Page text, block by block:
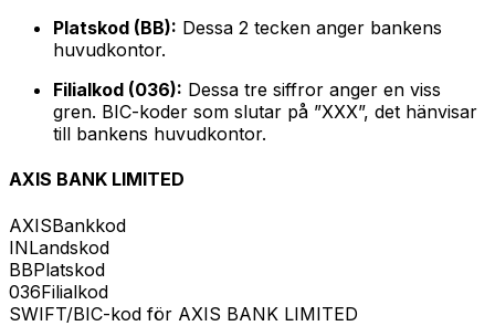
Platskod (BB): Dessa 2 tecken anger bankens
huvudkontor.
Filialkod (036): Dessa tre siffror anger en viss
gren. BIC-koder som slutar på ”XXX”, det hänvisar
till bankens huvudkontor.
AXIS BANK LIMITED
AXISBankkod
INLandskod
BBPlatskod
036Filialkod
SWIFT/BIC-kod för AXIS BANK LIMITED